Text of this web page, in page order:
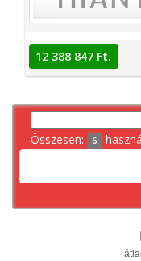
12 388 847 Ft.
Összesen: 6